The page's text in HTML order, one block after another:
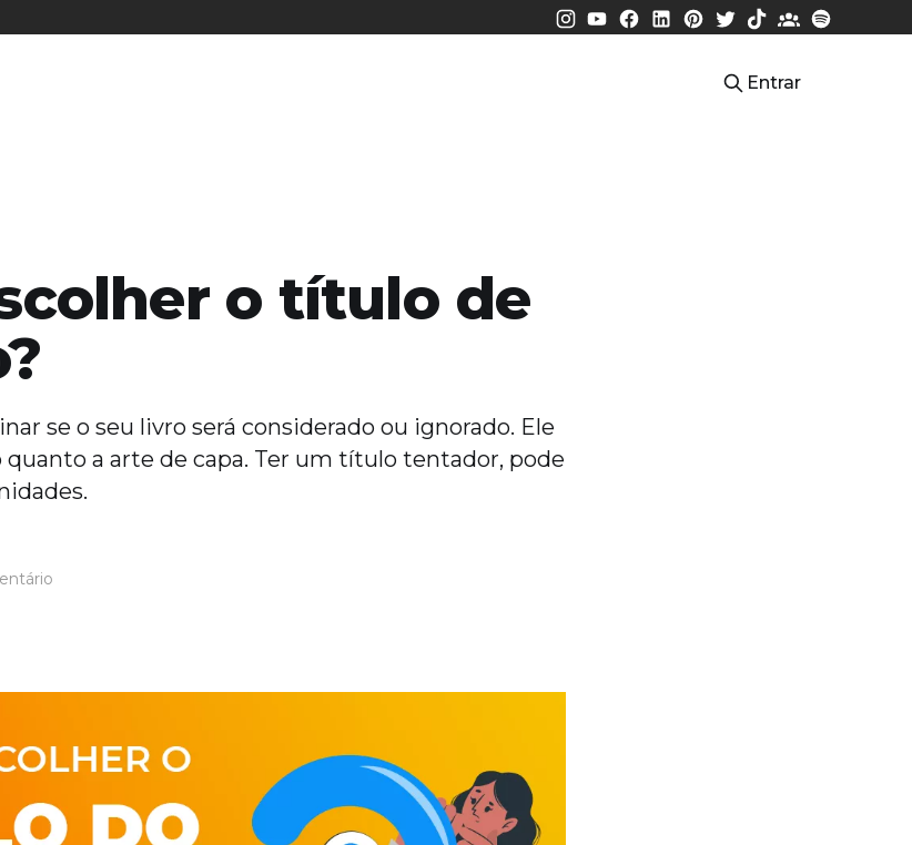
Entrar
o título de
se o seu livro será considerado ou ignorado. Ele
quanto a arte de capa. Ter um título tentador, pode